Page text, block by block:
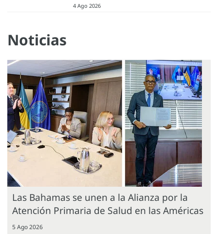
4 Ago 2026
Noticias
Las Bahamas se unen a la Alianza por la
Atención Primaria de Salud en las Américas
5 Ago 2026